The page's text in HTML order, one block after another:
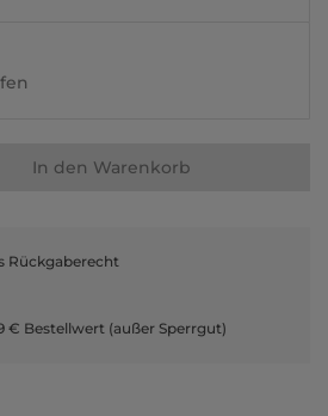
In den Warenkorb
Rückgaberecht
€ Bestellwert (außer Sperrgut)